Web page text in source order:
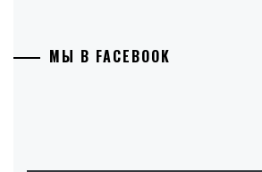
МЫ В FACEBOOK